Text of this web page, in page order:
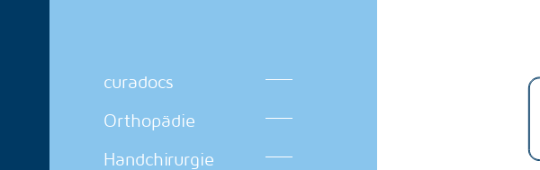
curadocs
Orthopädie
Handchirurgie